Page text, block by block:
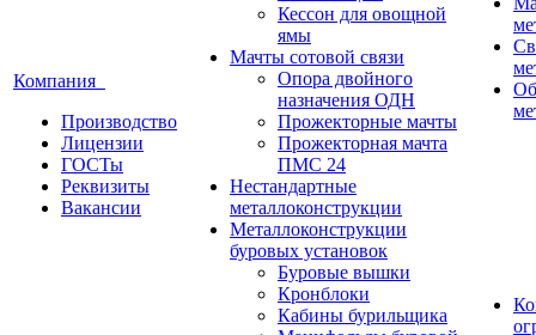
Компания
Производство
Лицензии
ГОСТы
Реквизиты
Вакансии
Кессон для овощной
ямы
Мачты сотовой связи
Опора двойного
назначения ОДН
Прожекторные мачты
Прожекторная мачта
ПМС 24
Нестандартные
металлоконструкции
Металлоконструкции
буровых установок
Буровые вышки
Кронблоки
Кабины бурильщика